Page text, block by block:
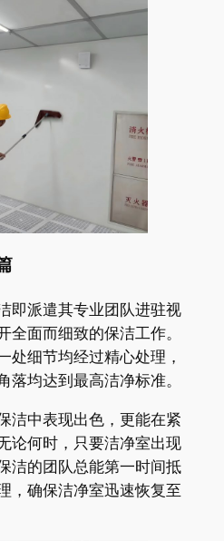
即派遣其专业团队进驻视
全面而细致的保洁工作。
处细节均经过精心处理，
落均达到最高洁净标准。
洁中表现出色，更能在紧
论何时，只要洁净室出现
洁的团队总能第一时间抵
，确保洁净室迅速恢复至